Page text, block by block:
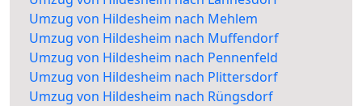
Umzug von Hildesheim nach Mehlem
Umzug von Hildesheim nach Muffendorf
Umzug von Hildesheim nach Pennenfeld
Umzug von Hildesheim nach Plittersdorf
Umzug von Hildesheim nach Rüngsdorf